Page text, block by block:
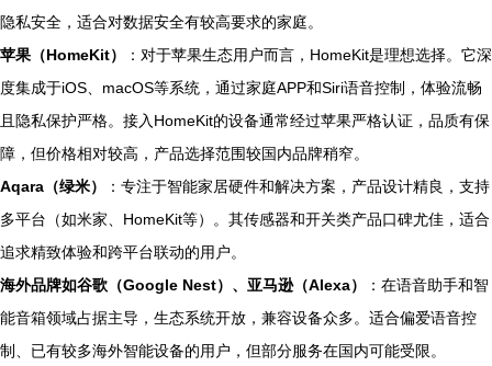
隐私安全，适合对数据安全有较高要求的家庭。
苹果（HomeKit）
：对于苹果生态用户而言，HomeKit是理想选择。它深
度集成于iOS、macOS等系统，通过家庭APP和Siri语音控制，体验流畅
且隐私保护严格。接入HomeKit的设备通常经过苹果严格认证，品质有保
障，但价格相对较高，产品选择范围较国内品牌稍窄。
Aqara（绿米）
：专注于智能家居硬件和解决方案，产品设计精良，支持
多平台（如米家、HomeKit等）。其传感器和开关类产品口碑尤佳，适合
追求精致体验和跨平台联动的用户。
海外品牌如谷歌（Google Nest）、亚马逊（Alexa）
：在语音助手和智
能音箱领域占据主导，生态系统开放，兼容设备众多。适合偏爱语音控
制、已有较多海外智能设备的用户，但部分服务在国内可能受限。